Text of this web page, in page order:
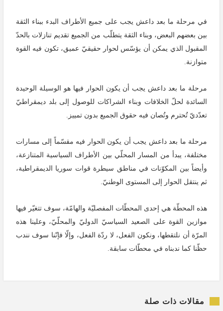
في مرحلة ما بعد داعش يجب على جميع الأطراف البدء ببناء الثقة
بين بعضهم البعض، وبناء الثقة يتطلّب من الجميع تقديم تنازلات بالحدّ
المقبول الذي يمكن أن يؤسّس لحوار حقيقيّ عميق، تكون فيه القوة
متوازنة.
مرحلة ما بعد داعش يجب أن يكون الحوار فيها هو الوسيلة الوحيدة
السائدة لحلّ الخلافات وبناء الشراكات للوصول إلى بلد ديمقراطيّ
تعدّديّ تُحترم وتُصان فيه حقوق الجميع بدون تمييز.
مرحلة ما بعد داعش يجب أن يكون الحوار فيه مقسّماً إلى مسارات
مختلفة، يبدأ من المسار المحلّي بين الأطراف السياسية المتنازعة،
وأيضاً بين المكوّنات في مناطق سيطرة قوات سوريا الديمقراطية،
ثم ينتقل الحوار إلى المستوى الوطنيّ.
هذه المحطّة هي إحدى المحطّات المفصليّة والهامّة، سوف تتغيّر فيها
موازين القوة على الصعيد السياسيّ الدوليّ والمحلّيّ، وعلينا هذه
المرّة أن نلتقطها، ونكون الفعل، لا ردّة الفعل، وإلّا فإنّنا سوف نندب
حظّنا كما ندبناه في محطّات سابقة.
مقالات ذات صلة